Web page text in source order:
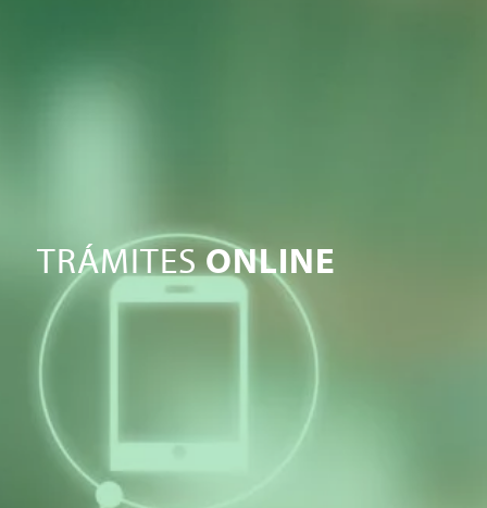
TRÁMITESONLINE